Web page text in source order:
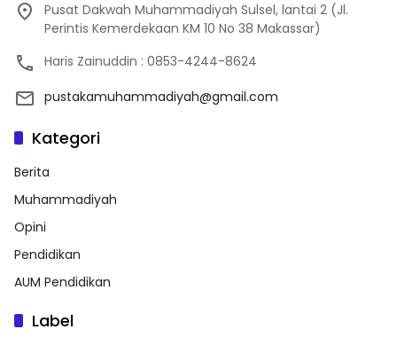
Pusat Dakwah Muhammadiyah Sulsel, lantai 2 (Jl.
Perintis Kemerdekaan KM 10 No 38 Makassar)
Haris Zainuddin : 0853-4244-8624
pustakamuhammadiyah@gmail.com
Kategori
Berita
Muhammadiyah
Opini
Pendidikan
AUM Pendidikan
Label